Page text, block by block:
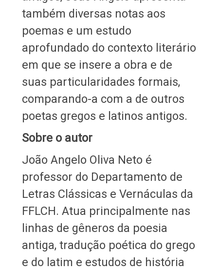
também diversas notas aos
poemas e um estudo
aprofundado do contexto literário
em que se insere a obra e de
suas particularidades formais,
comparando-a com a de outros
poetas gregos e latinos antigos.
Sobre o autor
João Angelo Oliva Neto é
professor do Departamento de
Letras Clássicas e Vernáculas da
FFLCH. Atua principalmente nas
linhas de gêneros da poesia
antiga, tradução poética do grego
e do latim e estudos de história